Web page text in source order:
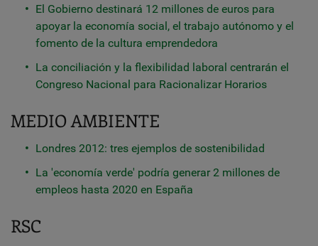
El Gobierno destinará 12 millones de euros para
apoyar la economía social, el trabajo autónomo y el
fomento de la cultura emprendedora
La conciliación y la flexibilidad laboral centrarán el
Congreso Nacional para Racionalizar Horarios
MEDIO AMBIENTE
Londres 2012: tres ejemplos de sostenibilidad
La 'economía verde' podría generar 2 millones de
empleos hasta 2020 en España
RSC